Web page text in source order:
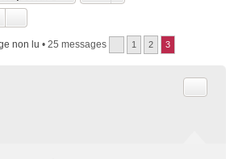
non lu • 25 messages 1 2 3